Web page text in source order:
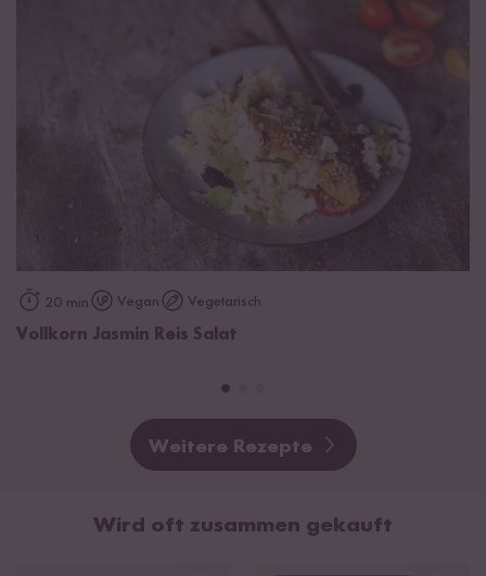
20 min Vegan Vegetarisch
Vollkorn Jasmin Reis Salat
Weitere Rezepte
Wird oft zusammen gekauft